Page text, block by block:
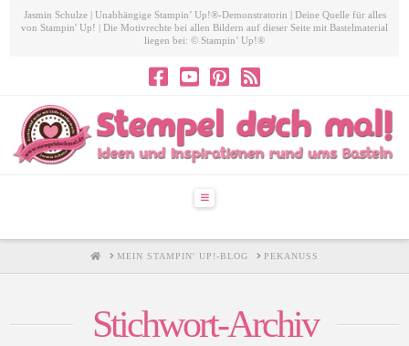
Jasmin Schulze | Unabhängige Stampin’ Up!®-Demonstratorin | Deine Quelle für alles
von Stampin' Up! | Die Motivrechte bei allen Bildern auf dieser Seite mit Bastelmaterial
liegen bei: © Stampin’ Up!®
Navigation
HOMEMEIN STAMPIN' UP!-BLOG PEKANUSS
Stichwort-Archiv